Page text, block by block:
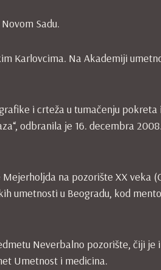
Sadu.
Karlovcima. Na Akademiji
i crteža u tumačenju
odbranila je 16. decembra
na pozorište XX veka
umetnosti u Beogradu, kod
Neverbalno pozorište, čiji
Umetnost i medicina.